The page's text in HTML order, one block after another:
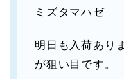
ミズタマハゼ
明日も入荷あり
が狙い目です。